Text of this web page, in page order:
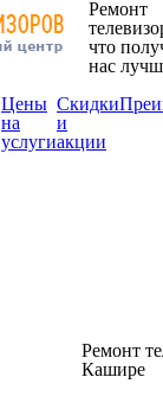
Ремонт
что
нас
Цены
на
услуги
Скидки
и
акции
Ремонт
Кашире